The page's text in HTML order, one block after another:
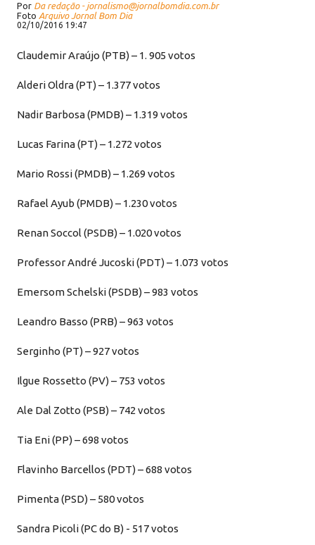
Por Da redação - jornalismo@jornalbomdia.com.br
Foto Arquivo Jornal Bom Dia
02/10/2016 19:47
Claudemir Araújo (PTB) – 1. 905 votos
Alderi Oldra (PT) – 1.377 votos
Nadir Barbosa (PMDB) – 1.319 votos
Lucas Farina (PT) – 1.272 votos
Mario Rossi (PMDB) – 1.269 votos
Rafael Ayub (PMDB) – 1.230 votos
Renan Soccol (PSDB) – 1.020 votos
Professor André Jucoski (PDT) – 1.073 votos
Emersom Schelski (PSDB) – 983 votos
Leandro Basso (PRB) – 963 votos
Serginho (PT) – 927 votos
Ilgue Rossetto (PV) – 753 votos
Ale Dal Zotto (PSB) – 742 votos
Tia Eni (PP) – 698 votos
Flavinho Barcellos (PDT) – 688 votos
Pimenta (PSD) – 580 votos
Sandra Picoli (PC do B) - 517 votos